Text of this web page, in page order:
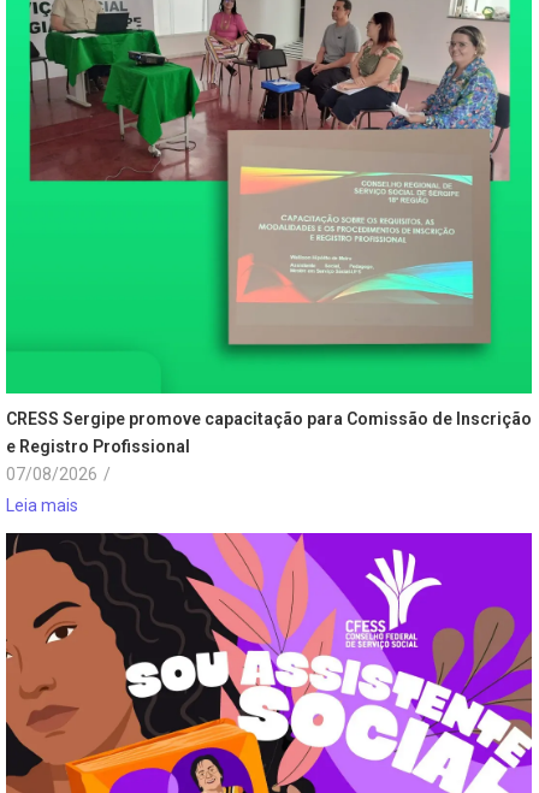
CRESS Sergipe promove capacitação para Comissão de Inscrição
e Registro Profissional
07/08/2026 /
Leia mais